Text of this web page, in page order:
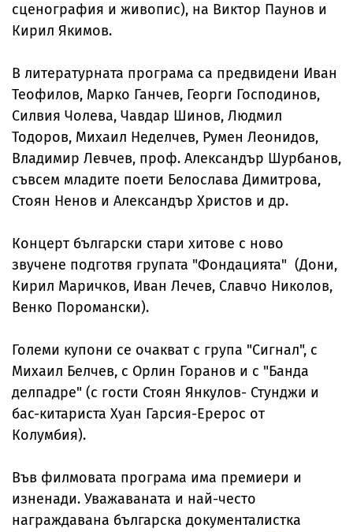
сценография и живопис), на Виктор Паунов и
Кирил Якимов.
В литературната програма са предвидени Иван
Теофилов, Марко Ганчев, Георги Господинов,
Силвия Чолева, Чавдар Шинов, Людмил
Тодоров, Михаил Неделчев, Румен Леонидов,
Владимир Левчев, проф. Александър Шурбанов,
съвсем младите поети Белослава Димитрова,
Стоян Ненов и Александър Христов и др.
Концерт български стари хитове с ново
звучене подготвя групата "Фондацията" (Дони,
Кирил Маричков, Иван Лечев, Славчо Николов,
Венко Поромански).
Големи купони се очакват с група "Сигнал", с
Михаил Белчев, с Орлин Горанов и с "Банда
делпадре" (с гости Стоян Янкулов- Стунджи и
бас-китариста Хуан Гарсия-Ерерос от
Колумбия).
Във филмовата програма има премиери и
изненади. Уважаваната и най-често
награждавана българска документалистка